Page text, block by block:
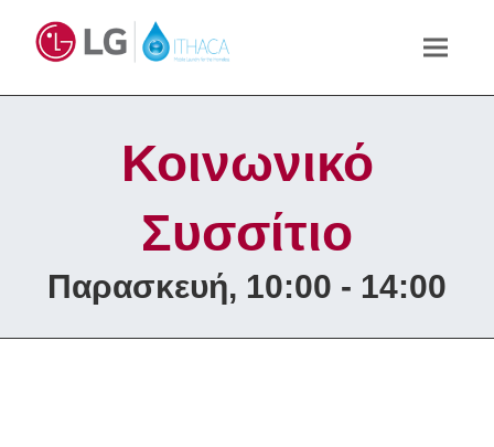
Κοινωνικό
Συσσίτιο
Παρασκευή, 10:00 - 14:00